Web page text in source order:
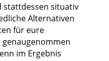
stattdessen situativ
Alternativen
für eure
im Ergebnis